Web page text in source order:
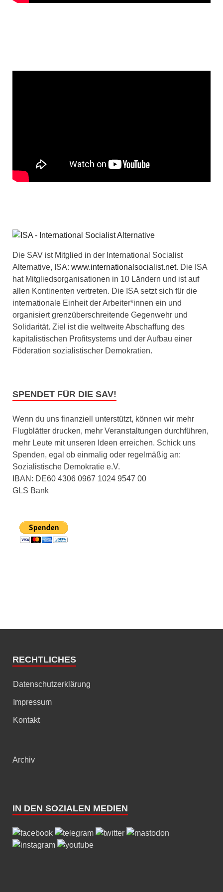
Die SAV ist Mitglied in der International Socialist
Alternative, ISA: www.internationalsocialist.net. Die ISA
hat Mitgliedsorganisationen in 10 Ländern und ist auf
allen Kontinenten vertreten. Die ISA setzt sich für die
internationale Einheit der Arbeiter*innen ein und
organisiert grenzüberschreitende Gegenwehr und
Solidarität. Ziel ist die weltweite Abschaffung des
kapitalistischen Profitsystems und der Aufbau einer
Föderation sozialistischer Demokratien.
SPENDET FÜR DIE SAV!
Wenn du uns finanziell unterstützt, können wir mehr
Flugblätter drucken, mehr Veranstaltungen durchführen,
mehr Leute mit unseren Ideen erreichen. Schick uns
Spenden, egal ob einmalig oder regelmäßig an:
Sozialistische Demokratie e.V.
IBAN: DE60 4306 0967 1024 9547 00
GLS Bank
RECHTLICHES
Datenschutzerklärung
Impressum
Kontakt
Archiv
IN DEN SOZIALEN MEDIEN